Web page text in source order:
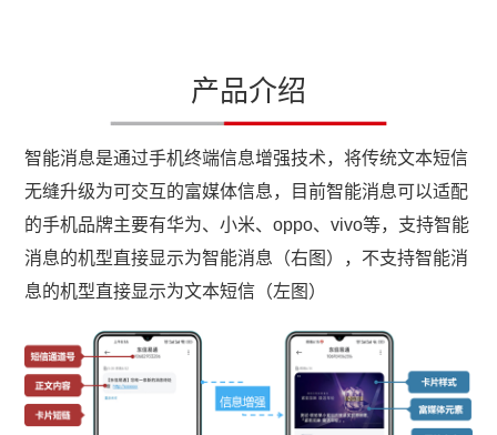
产品介绍
智能消息是通过手机终端信息增强技术，将传统文本短信
无缝升级为可交互的富媒体信息，目前智能消息可以适配
的手机品牌主要有华为、小米、oppo、vivo等，支持智能
消息的机型直接显示为智能消息（右图），不支持智能消
息的机型直接显示为文本短信（左图）